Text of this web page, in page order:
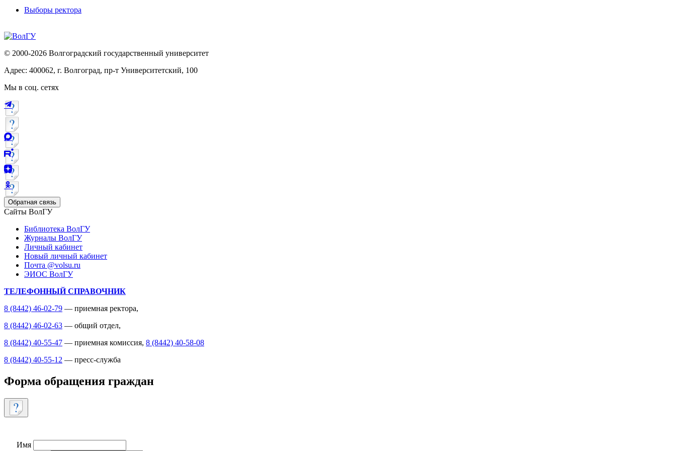
Выборы ректора
© 2000-2026 Волгоградский государственный университет
Адрес: 400062, г. Волгоград, пр-т Университетский, 100
Мы в соц. сетях
Обратная связь
Сайты ВолГУ
Библиотека ВолГУ
Журналы ВолГУ
Личный кабинет
Новый личный кабинет
Почта @volsu.ru
ЭИОС ВолГУ
ТЕЛЕФОННЫЙ СПРАВОЧНИК
8 (8442) 46-02-79 — приемная ректора,
8 (8442) 46-02-63 — общий отдел,
8 (8442) 40-55-47 — приемная комиссия, 8 (8442) 40-58-08
8 (8442) 40-55-12 — пресс-служба
Форма обращения граждан
Имя